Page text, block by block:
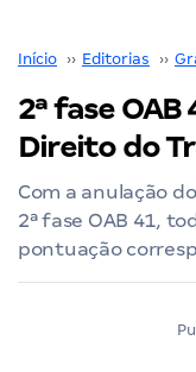
Início ›› Editorias ››
2ª fase
Direito do
Com a anulação
2ª fase OAB 41,
pontuação